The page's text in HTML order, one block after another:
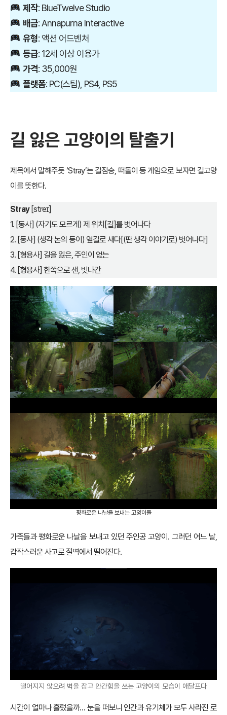
제작: BlueTwelve Studio
배급: Annapurna Interactive
유형: 액션 어드벤처
등급: 12세 이상 이용가
가격: 35,000원
플랫폼: PC(스팀), PS4, PS5
길 잃은 고양이의 탈출기
제목에서 말해주듯 ‘Stray’는 길짐승, 떠돌이 등 게임으로 보자면 길고양
이를 뜻한다.
Stray[streɪ]
1. [동사] (자기도 모르게) 제 위치[길]를 벗어나다
2. [동사] (생각 논의 등이) 옆길로 새다[(딴 생각 이야기로) 벗어나다]
3. [형용사] 길을 잃은, 주인이 없는
4. [형용사] 한쪽으로 샌, 빗나간
평화로운 나날을 보내는 고양이들
가족들과 평화로운 나날을 보내고 있던 주인공 고양이. 그러던 어느 날,
갑작스러운 사고로 절벽에서 떨어진다.
떨어지지 않으려 벽을 잡고 안간힘을 쓰는 고양이의 모습이 애달프다
시간이 얼마나 흘렀을까… 눈을 떠보니 인간과 유기체가 모두 사라진 로